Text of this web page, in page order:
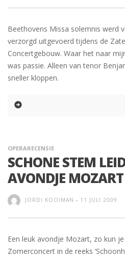
Beethovens Missa solemnis werd
verzorgd uitgevoerd tijdens de
Concertgebouw. Waar het naar
was passie. Alleen van tenor
sneller kloppen.
OPERARECENSIE
SCHONE STEM
AVONDJE MOZART
JORDI KOOIMAN - 11 JULI 2009
Een leuk avondje Mozart, zo kun
Zomerconcert in de reeks